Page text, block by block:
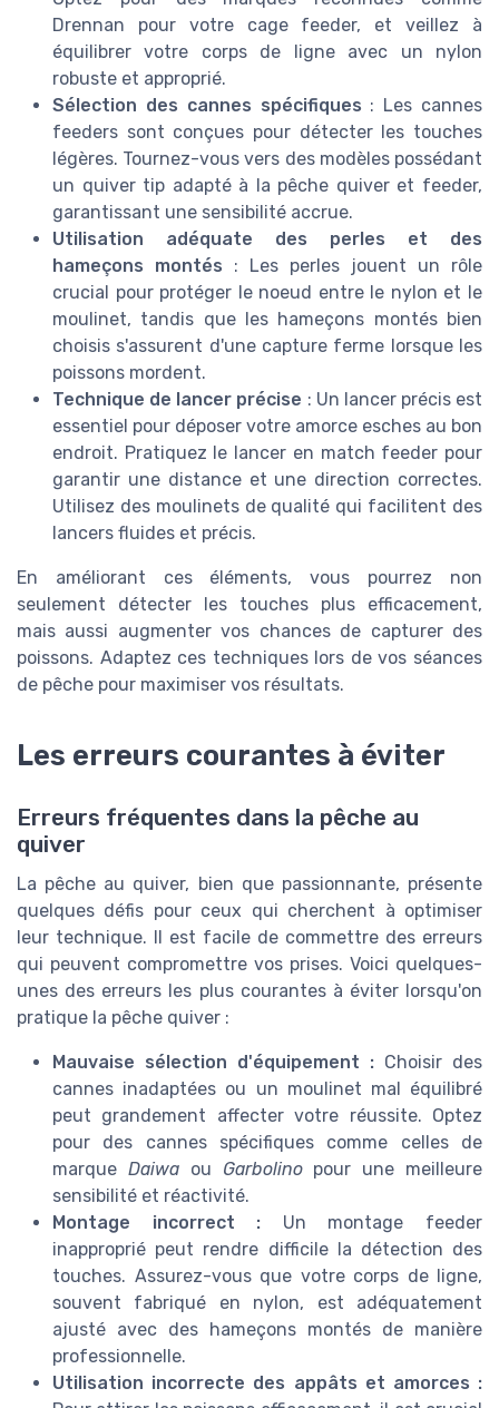
Drennan pour votre cage feeder, et veillez à
équilibrer votre corps de ligne avec un nylon
robuste et approprié.
Sélection des cannes spécifiques : Les cannes
feeders sont conçues pour détecter les touches
légères. Tournez-vous vers des modèles possédant
un quiver tip adapté à la pêche quiver et feeder,
garantissant une sensibilité accrue.
Utilisation adéquate des perles et des
hameçons montés : Les perles jouent un rôle
crucial pour protéger le noeud entre le nylon et le
moulinet, tandis que les hameçons montés bien
choisis s'assurent d'une capture ferme lorsque les
poissons mordent.
Technique de lancer précise : Un lancer précis est
essentiel pour déposer votre amorce esches au bon
endroit. Pratiquez le lancer en match feeder pour
garantir une distance et une direction correctes.
Utilisez des moulinets de qualité qui facilitent des
lancers fluides et précis.
En améliorant ces éléments, vous pourrez non
seulement détecter les touches plus efficacement,
mais aussi augmenter vos chances de capturer des
poissons. Adaptez ces techniques lors de vos séances
de pêche pour maximiser vos résultats.
Les erreurs courantes à éviter
Erreurs fréquentes dans la pêche au
quiver
La pêche au quiver, bien que passionnante, présente
quelques défis pour ceux qui cherchent à optimiser
leur technique. Il est facile de commettre des erreurs
qui peuvent compromettre vos prises. Voici quelques-
unes des erreurs les plus courantes à éviter lorsqu'on
pratique la pêche quiver :
Mauvaise sélection d'équipement : Choisir des
cannes inadaptées ou un moulinet mal équilibré
peut grandement affecter votre réussite. Optez
pour des cannes spécifiques comme celles de
marque Daiwaou Garbolinopour une meilleure
sensibilité et réactivité.
Montage incorrect : Un montage feeder
inapproprié peut rendre difficile la détection des
touches. Assurez-vous que votre corps de ligne,
souvent fabriqué en nylon, est adéquatement
ajusté avec des hameçons montés de manière
professionnelle.
Utilisation incorrecte des appâts et amorces :